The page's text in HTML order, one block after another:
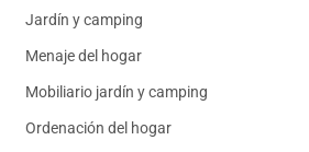
Jardín y camping
Menaje del hogar
Mobiliario jardín y camping
Ordenación del hogar